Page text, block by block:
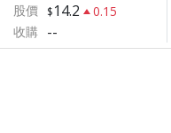
股價
14.2
0.15
收購 --